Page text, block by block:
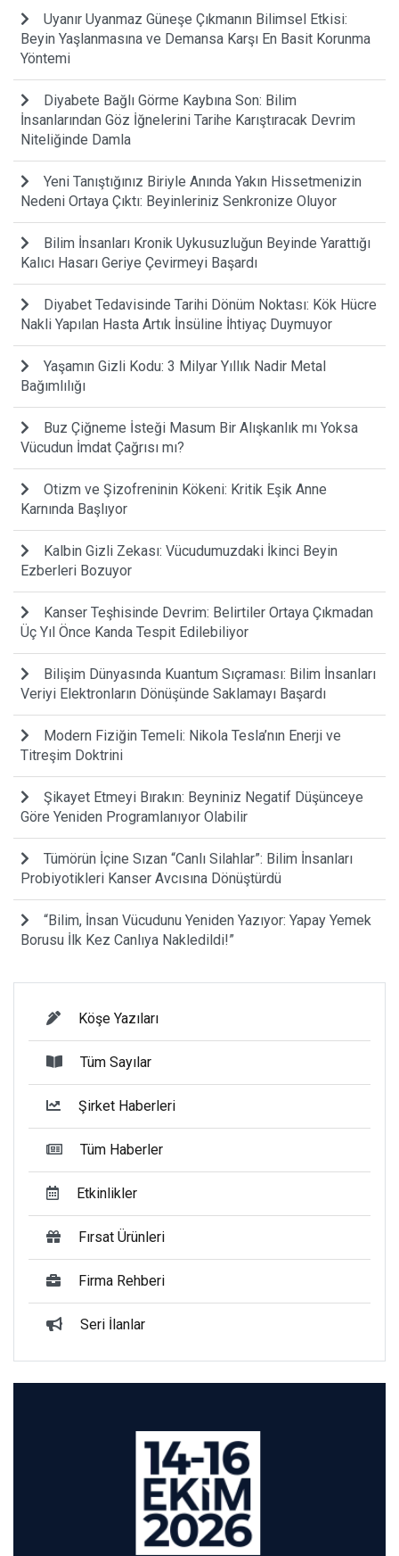
Uyanır Uyanmaz Güneşe Çıkmanın Bilimsel Etkisi:
Beyin Yaşlanmasına ve Demansa Karşı En Basit Korunma
Yöntemi
Diyabete Bağlı Görme Kaybına Son: Bilim
İnsanlarından Göz İğnelerini Tarihe Karıştıracak Devrim
Niteliğinde Damla
Yeni Tanıştığınız Biriyle Anında Yakın Hissetmenizin
Nedeni Ortaya Çıktı: Beyinleriniz Senkronize Oluyor
Bilim İnsanları Kronik Uykusuzluğun Beyinde Yarattığı
Kalıcı Hasarı Geriye Çevirmeyi Başardı
Diyabet Tedavisinde Tarihi Dönüm Noktası: Kök Hücre
Nakli Yapılan Hasta Artık İnsüline İhtiyaç Duymuyor
Yaşamın Gizli Kodu: 3 Milyar Yıllık Nadir Metal
Bağımlılığı
Buz Çiğneme İsteği Masum Bir Alışkanlık mı Yoksa
Vücudun İmdat Çağrısı mı?
Otizm ve Şizofreninin Kökeni: Kritik Eşik Anne
Karnında Başlıyor
Kalbin Gizli Zekası: Vücudumuzdaki İkinci Beyin
Ezberleri Bozuyor
Kanser Teşhisinde Devrim: Belirtiler Ortaya Çıkmadan
Üç Yıl Önce Kanda Tespit Edilebiliyor
Bilişim Dünyasında Kuantum Sıçraması: Bilim İnsanları
Veriyi Elektronların Dönüşünde Saklamayı Başardı
Modern Fiziğin Temeli: Nikola Tesla’nın Enerji ve
Titreşim Doktrini
Şikayet Etmeyi Bırakın: Beyniniz Negatif Düşünceye
Göre Yeniden Programlanıyor Olabilir
Tümörün İçine Sızan “Canlı Silahlar”: Bilim İnsanları
Probiyotikleri Kanser Avcısına Dönüştürdü
“Bilim, İnsan Vücudunu Yeniden Yazıyor: Yapay Yemek
Borusu İlk Kez Canlıya Nakledildi!”
Köşe Yazıları
Tüm Sayılar
Şirket Haberleri
Tüm Haberler
Etkinlikler
Fırsat Ürünleri
Firma Rehberi
Seri İlanlar